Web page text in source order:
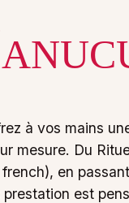
à vos mains
mesure. Du
en
est